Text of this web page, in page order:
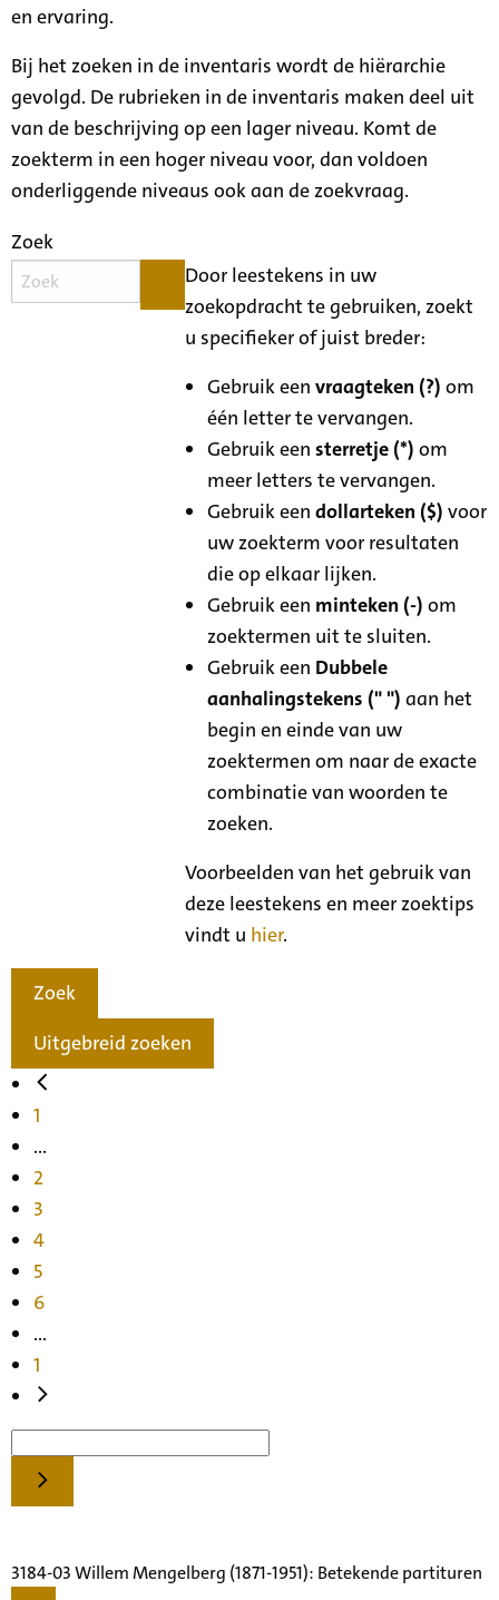
en ervaring.
Bij het zoeken in de inventaris wordt de hiërarchie
gevolgd. De rubrieken in de inventaris maken deel uit
van de beschrijving op een lager niveau. Komt de
zoekterm in een hoger niveau voor, dan voldoen
onderliggende niveaus ook aan de zoekvraag.
Zoek
Door leestekens in uw
zoekopdracht te gebruiken, zoekt
u specifieker of juist breder:
Gebruik eenvraagteken (?) om
één letter te vervangen.
Gebruik eensterretje (*) om
meer letters te vervangen.
Gebruik eendollarteken ($) voor
uw zoekterm voor resultaten
die op elkaar lijken.
Gebruik een minteken (-) om
zoektermen uit te sluiten.
Gebruik een Dubbele
aanhalingstekens (" ") aan het
begin en einde van uw
zoektermen om naar de exacte
combinatie van woorden te
zoeken.
Voorbeelden van het gebruik van
deze leestekens en meer zoektips
vindt u hier.
Zoek
Uitgebreid zoeken
1
...
2
3
4
5
6
...
1
3184-03 Willem Mengelberg (1871-1951): Betekende partituren